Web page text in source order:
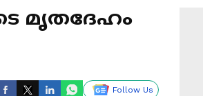
മൃതദേഹം
Follow Us